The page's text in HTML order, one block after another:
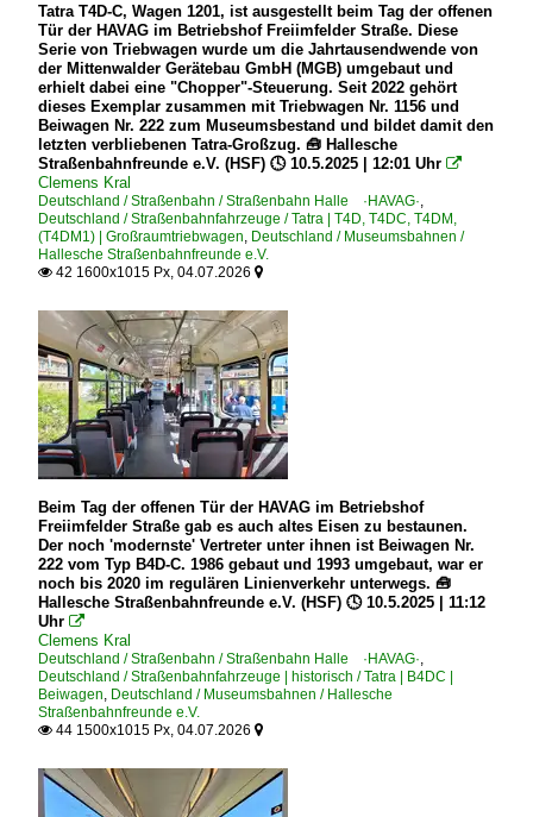
Tatra T4D-C, Wagen 1201, ist ausgestellt beim Tag der offenen
Tür der HAVAG im Betriebshof Freiimfelder Straße. Diese
Serie von Triebwagen wurde um die Jahrtausendwende von
der Mittenwalder Gerätebau GmbH (MGB) umgebaut und
erhielt dabei eine "Chopper"-Steuerung. Seit 2022 gehört
dieses Exemplar zusammen mit Triebwagen Nr. 1156 und
Beiwagen Nr. 222 zum Museumsbestand und bildet damit den
letzten verbliebenen Tatra-Großzug. 🧰 Hallesche
Straßenbahnfreunde e.V. (HSF) 🕓 10.5.2025 | 12:01 Uhr 
Clemens Kral
Deutschland / Straßenbahn / Straßenbahn Halle ·HAVAG·,
Deutschland / Straßenbahnfahrzeuge / Tatra | T4D, T4DC, T4DM,
(T4DM1) | Großraumtriebwagen, Deutschland / Museumsbahnen /
Hallesche Straßenbahnfreunde e.V.
 42 1600x1015 Px, 04.07.2026 
Beim Tag der offenen Tür der HAVAG im Betriebshof
Freiimfelder Straße gab es auch altes Eisen zu bestaunen.
Der noch 'modernste' Vertreter unter ihnen ist Beiwagen Nr.
222 vom Typ B4D-C. 1986 gebaut und 1993 umgebaut, war er
noch bis 2020 im regulären Linienverkehr unterwegs. 🧰
Hallesche Straßenbahnfreunde e.V. (HSF) 🕓 10.5.2025 | 11:12
Uhr 
Clemens Kral
Deutschland / Straßenbahn / Straßenbahn Halle ·HAVAG·,
Deutschland / Straßenbahnfahrzeuge | historisch / Tatra | B4DC |
Beiwagen, Deutschland / Museumsbahnen / Hallesche
Straßenbahnfreunde e.V.
 44 1500x1015 Px, 04.07.2026 